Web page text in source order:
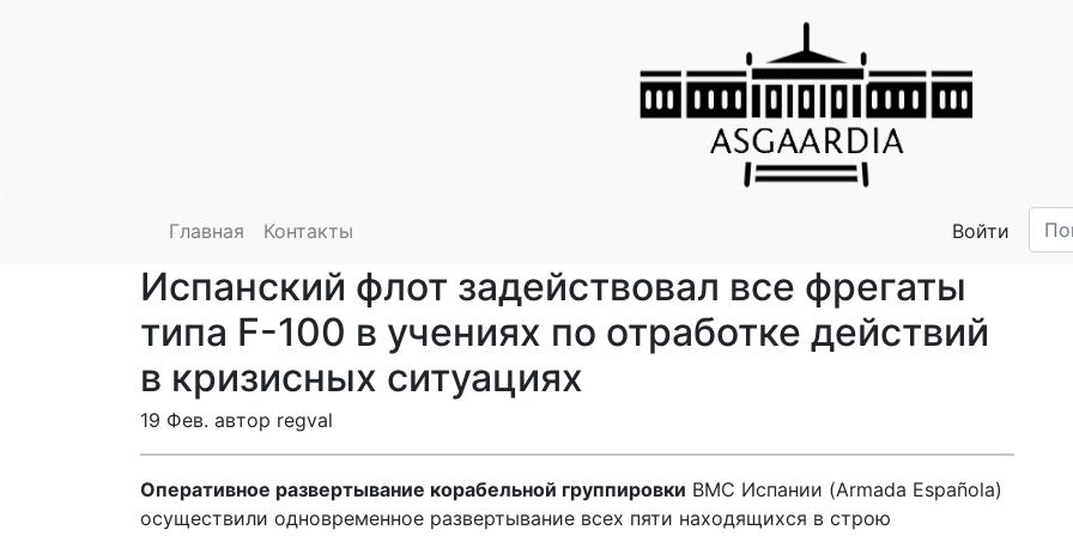
Главная Контакты Войти
Испанский флот задействовал все фрегаты
типа F-100 в учениях по отработке действий
в кризисных ситуациях
19 Фев. автор regval
Оперативное развертывание корабельной группировки ВМС Испании (Armada Española)
осуществили одновременное развертывание всех пяти находящихся в строю